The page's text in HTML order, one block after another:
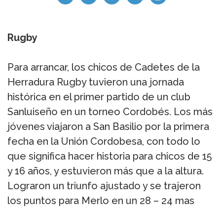
Rugby
Para arrancar, los chicos de Cadetes de la
Herradura Rugby tuvieron una jornada
histórica en el primer partido de un club
Sanluiseño en un torneo Cordobés. Los más
jóvenes viajaron a San Basilio por la primera
fecha en la Unión Cordobesa, con todo lo
que significa hacer historia para chicos de 15
y 16 años, y estuvieron más que a la altura.
Lograron un triunfo ajustado y se trajeron
los puntos para Merlo en un 28 – 24 mas